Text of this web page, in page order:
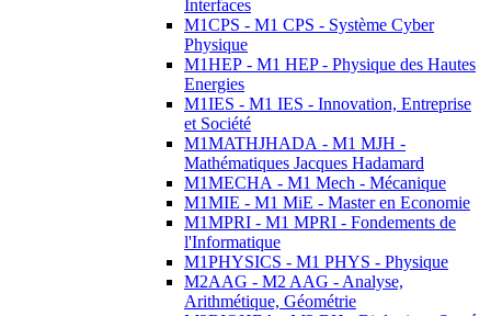
Interfaces
M1CPS - M1 CPS - Système Cyber
Physique
M1HEP - M1 HEP - Physique des Hautes
Energies
M1IES - M1 IES - Innovation, Entreprise
et Société
M1MATHJHADA - M1 MJH -
Mathématiques Jacques Hadamard
M1MECHA - M1 Mech - Mécanique
M1MIE - M1 MiE - Master en Economie
M1MPRI - M1 MPRI - Fondements de
l'Informatique
M1PHYSICS - M1 PHYS - Physique
M2AAG - M2 AAG - Analyse,
Arithmétique, Géométrie